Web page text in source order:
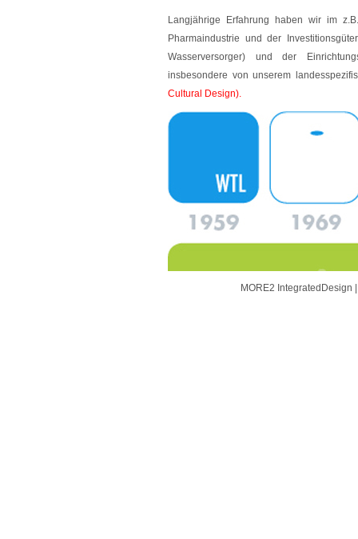
Langjährige Erfahrung haben wir im
Pharmaindustrie und der
Wasserversorger) und der
insbesondere von unserem
Cultural Design).
MORE2 IntegratedDesign